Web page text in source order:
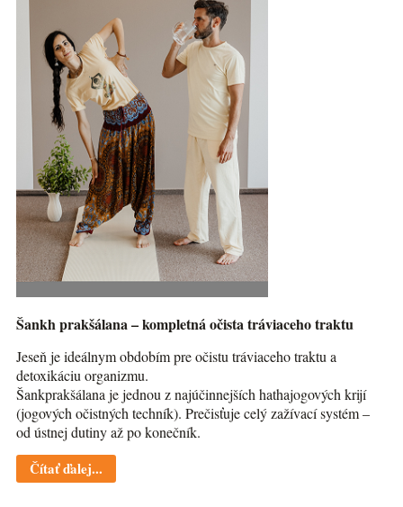
Šankh prakšálana – kompletná očista tráviaceho traktu
Jeseň je ideálnym obdobím pre očistu tráviaceho traktu a
detoxikáciu organizmu.
Šankprakšálana je jednou z najúčinnejších hathajogových krijí
(jogových očistných techník). Prečisťuje celý zažívací systém –
od ústnej dutiny až po konečník.
Čítať ďalej...